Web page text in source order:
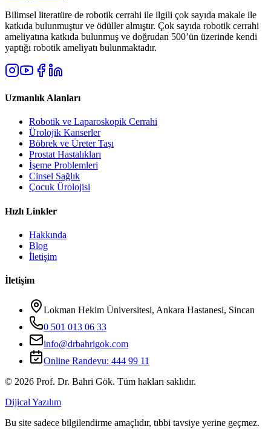
Bilimsel literatüre de robotik cerrahi ile ilgili çok sayıda makale ile
katkıda bulunmuştur ve ödüller almıştır. Çok sayıda robotik cerrahi
ameliyatına katkıda bulunmuş ve doğrudan 500’ün üzerinde kendi
yaptığı robotik ameliyatı bulunmaktadır.
Uzmanlık Alanları
Robotik ve Laparoskopik Cerrahi
Ürolojik Kanserler
Böbrek ve Üreter Taşı
Prostat Hastalıkları
İşeme Problemleri
Cinsel Sağlık
Çocuk Ürolojisi
Hızlı Linkler
Hakkında
Blog
İletişim
İletişim
Lokman Hekim Üniversitesi, Ankara Hastanesi, Sincan
0 501 013 06 33
info@drbahrigok.com
Online Randevu: 444 99 11
© 2026 Prof. Dr. Bahri Gök. Tüm hakları saklıdır.
Dijical Yazılım
Bu site sadece bilgilendirme amaçlıdır, tıbbi tavsiye yerine geçmez.